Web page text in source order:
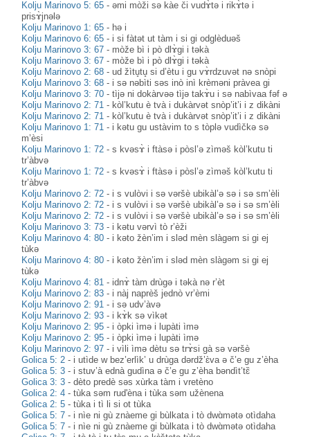
Kolju Marinovo 5: 65 -əmi mòži sə kàe či vudɤ̀tə i rikɤ̀tə i
prisɤ̀jnələ
Kolju Marinovo 1: 65 - hə i
Kolju Marinovo 6: 65 - i si fàtət ut tàm i si gi odglèduəš
Kolju Marinovo 3: 67 - mòže bì i pò dlɤ̀gi i təkà
Kolju Marinovo 3: 67 - mòže bì i pò dlɤ̀gi i təkà
Kolju Marinovo 2: 68 -ud žìtu̥tu̥ si d’ètu i gu vɤ̀rdzuvət nə snòpi
Kolju Marinovo 3: 68 - i sə nəbìti səs inò inì krèməni pràvea gi
Kolju Marinovo 3: 70 -tìjə ni dokàrvəə tìjə takɤ̀u i sə nabìvaa fəf ə
Kolju Marinovo 2: 71 - kòl’kutu è tvà i dukàrvət snòp’it’i i z dikàni
Kolju Marinovo 2: 71 - kòl’kutu è tvà i dukàrvət snòp’it’i i z dikàni
Kolju Marinovo 1: 71 - i kətu gu ustàvim to s tòplə vudìčkə sə
m’èsi
Kolju Marinovo 1: 72 -s kvəsɤ̀ i ftàsə i pòsl’ə zìməš kòl’kutu ti
tr’àbvə
Kolju Marinovo 1: 72 -s kvəsɤ̀ i ftàsə i pòsl’ə zìməš kòl’kutu ti
tr’àbvə
Kolju Marinovo 2: 72 - i s vulòvi i sə vəršè ubikàl’ə sə i sə sm’èli
Kolju Marinovo 2: 72 - i s vulòvi i sə vəršè ubikàl’ə sə i sə sm’èli
Kolju Marinovo 2: 72 - i s vulòvi i sə vəršè ubikàl’ə sə i sə sm’èli
Kolju Marinovo 3: 73 - i kətu vərvì tò r’èži
Kolju Marinovo 4: 80 - i kəto žèn’im i sləd mèn slàgəm si gi ej
tùkə
Kolju Marinovo 4: 80 - i kəto žèn’im i sləd mèn slàgəm si gi ej
tùkə
Kolju Marinovo 4: 81 - idnɤ̀ tàm drùgə i təkà nə r’èt
Kolju Marinovo 2: 83 - i nàj naprèš jednò vr’èmi
Kolju Marinovo 2: 91 - i sə udv’àvə
Kolju Marinovo 2: 93 - i kɤ̀k sə vìkət
Kolju Marinovo 2: 95 - i òpki ìmə i lupàti ìmə
Kolju Marinovo 2: 95 - i òpki ìmə i lupàti ìmə
Kolju Marinovo 2: 97 - i vìli ìmə dètu sə trɤ̀si gà sə vəršè
Golica 5: 2 - i utìde w bez’erlìk’ u drùga dərdž’ɛ̀va ə č’e gu z’èha
Golica 5: 3 - i stuv’à ednà gudìna ə č’e gu z’èha bəndìt’tɛ̏
Golica 3: 3 -dèto predè səs xùrka tàm i vretèno
Golica 2: 4 -tùka səm rud'èna i tùka səm užènena
Golica 2: 5 -tùka i tì li si ot tùka
Golica 5: 7 - i nìe ni gù znàeme gi bùlkata i tò dwɑ̀mətə otìdaha
Golica 5: 7 - i nìe ni gù znàeme gi bùlkata i tò dwɑ̀mətə otìdaha